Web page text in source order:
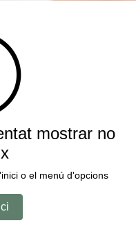
mostrar no
o el menú d'opcions